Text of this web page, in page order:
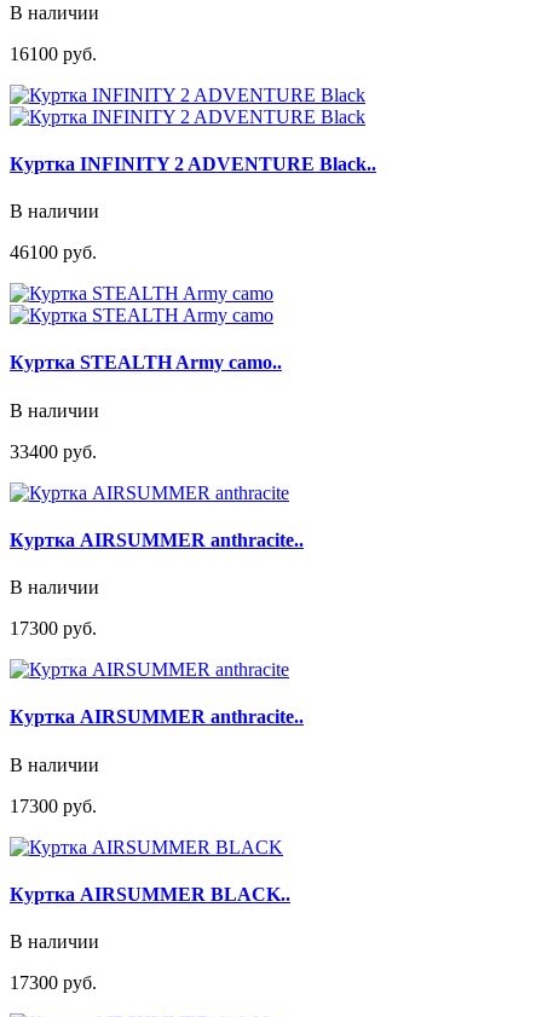
В наличии
16100 руб.
Куртка INFINITY 2 ADVENTURE Black..
В наличии
46100 руб.
Куртка STEALTH Army camo..
В наличии
33400 руб.
Куртка AIRSUMMER anthracite..
В наличии
17300 руб.
Куртка AIRSUMMER anthracite..
В наличии
17300 руб.
Куртка AIRSUMMER BLACK..
В наличии
17300 руб.